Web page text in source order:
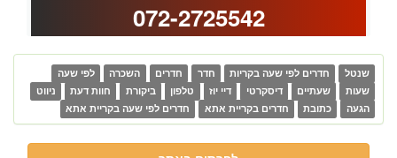
072-2725542
שנטל חדרים לפי שעה בקריות חדר חדרים השכרה
לפי שעה
שעות
שעתיים דיסקרטי דיי יוז טלפון ביקורת חוות דעת
ניווט
הגעה
כתובת חדרים בקריית אתא חדרים לפי שעה בקריית אתא